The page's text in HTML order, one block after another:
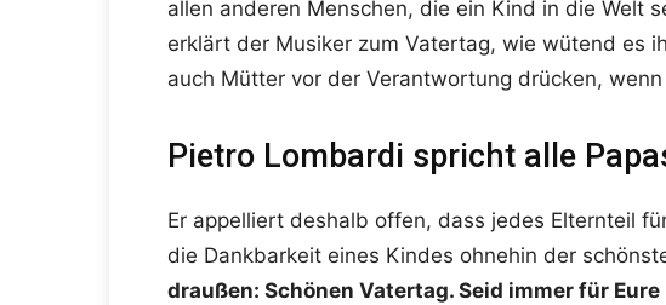
allen anderen Menschen, die ein Kind in die Welt
erklärt der Musiker zum Vatertag, wie wütend es
auch Mütter vor der Verantwortung drücken,
Pietro Lombardi spricht alle
Er appelliert deshalb offen, dass jedes Elternteil
die Dankbarkeit eines Kindes ohnehin der
draußen: Schönen Vatertag. Seid immer für